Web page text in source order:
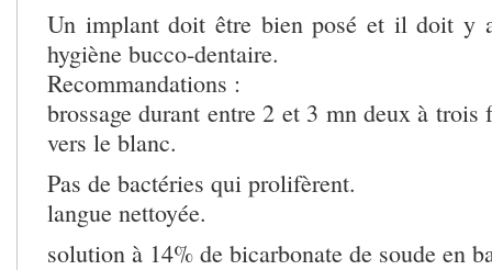
Un implant doit être bien posé et il doit y
hygiène bucco-dentaire.
Recommandations :
brossage durant entre 2 et 3 mn deux à
vers le blanc.
Pas de bactéries qui prolifèrent.
langue nettoyée.
solution à 14% de bicarbonate de soude en